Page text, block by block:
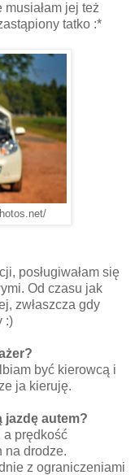
jej też
tatko :*
posługiwałam się
Od czasu jak
zwłaszcza gdy
:)
być kierowcą i
ja kieruję.
jazdę autem?
a prędkość
na drodze.
z ograniczeniami